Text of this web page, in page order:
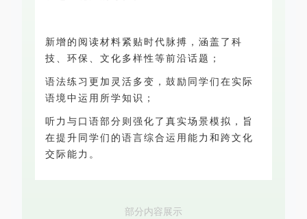
新增的阅读材料紧贴时代脉搏，涵盖了科
技、环保、文化多样性等前沿话题；
语法练习更加灵活多变，鼓励同学们在实际
语境中运用所学知识；
听力与口语部分则强化了真实场景模拟，旨
在提升同学们的语言综合运用能力和跨文化
交际能力。
部分内容展示